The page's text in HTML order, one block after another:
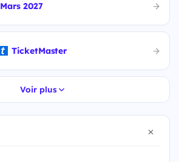
Mars 2027
TicketMaster
Voir plus